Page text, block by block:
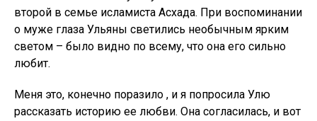
второй в семье исламиста Асхада. При воспоминании
о муже глаза Ульяны светились необычным ярким
светом – было видно по всему, что она его сильно
любит.
Меня это, конечно поразило , и я попросила Улю
рассказать историю ее любви. Она согласилась, и вот